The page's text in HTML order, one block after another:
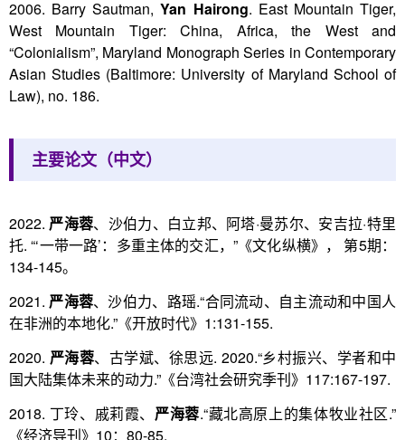
2006. Barry Sautman,Yan Hairong. East Mountain Tiger,
West Mountain Tiger: China, Africa, the West and
“Colonialism”, Maryland Monograph Series in Contemporary
Asian Studies (Baltimore: University of Maryland School of
Law), no. 186.
主要论文（中文）
2022. 严海蓉、沙伯力、白立邦、阿塔·曼苏尔、安吉拉·特里
托. “‘一带一路’：多重主体的交汇，”《文化纵横》， 第5期：
134-145。
2021. 严海蓉、沙伯力、路瑶.“合同流动、自主流动和中国人
在非洲的本地化.”《开放时代》1:131-155.
2020. 严海蓉、古学斌、徐思远. 2020.“乡村振兴、学者和中
国大陆集体未来的动力.”《台湾社会研究季刊》117:167-197.
2018. 丁玲、戚莉霞、 严海蓉.“藏北高原上的集体牧业社区.”
《经济导刊》10：80-85.